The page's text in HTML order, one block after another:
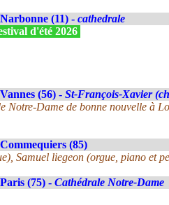
Narbonne (11) - cathedrale
d'été 2026
Vannes (56) - St-François-Xavier
Notre-Dame de bonne nouvelle à
Commequiers (85)
Samuel liegeon (orgue, piano et
Paris (75) - Cathédrale Notre-Dame